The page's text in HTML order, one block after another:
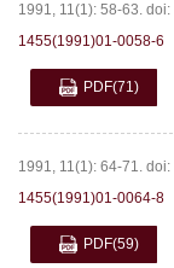
1991, 11(1): 58-63. doi:
1455(1991)01-0058-6
PDF(71)
1991, 11(1): 64-71. doi:
1455(1991)01-0064-8
PDF(59)